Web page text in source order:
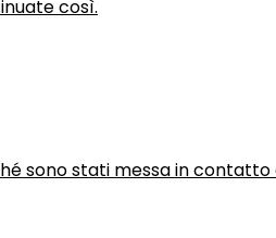
così.
sono stati messa in